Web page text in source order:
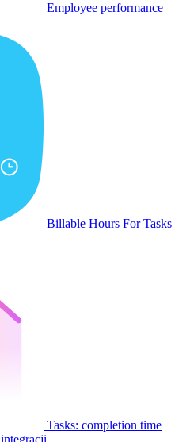
Employee performance
Billable Hours For Tasks
Tasks: completion time